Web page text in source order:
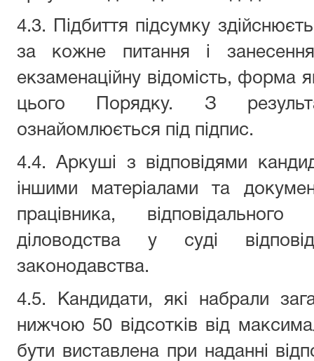
4.3. Підбиття підсумку
за кожне питання і
екзаменаційну відомість, форма
цього
орядку. З
ознайомлюється під підпис.
4.4. Аркуші з відповідями
іншими матеріалами та
працівника,
діловодства у суді
законодавства.
4.5. Кандидати, які набрали
нижчою 50 відсотків від
бути виставлена при наданні